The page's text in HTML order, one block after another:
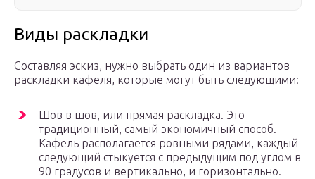
Виды раскладки
Составляя эскиз, нужно выбрать один из вариантов
раскладки кафеля, которые могут быть следующими:
Шов в шов, или прямая раскладка. Это
традиционный, самый экономичный способ.
Кафель располагается ровными рядами, каждый
следующий стыкуется с предыдущим под углом в
90 градусов и вертикально, и горизонтально.